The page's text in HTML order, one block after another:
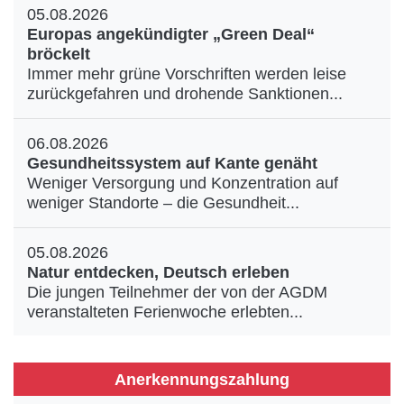
05.08.2026
Europas angekündigter „Green Deal“
bröckelt
Immer mehr grüne Vorschriften werden leise
zurückgefahren und drohende Sanktionen...
06.08.2026
Gesundheitssystem auf Kante genäht
Weniger Versorgung und Konzentration auf
weniger Standorte – die Gesundheit...
05.08.2026
Natur entdecken, Deutsch erleben
Die jungen Teilnehmer der von der AGDM
veranstalteten Ferienwoche erlebten...
Anerkennungszahlung